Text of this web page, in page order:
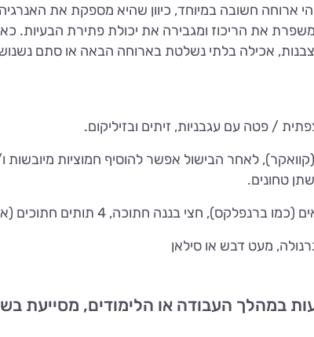
ארוחה חשובה במיוחד, כיוון שהיא מספקת את
את הריכוז ומגבירה את יכולת פתירת הבעיות.
אכילה בלתי נשלטת בארוחה הבאה או סתם
סויה/שקדים וכד, 2-3 כפות שיבולת שועל (קוואקר), לאחר הבישול אפשר להוסיף
חתוכה, 4 תותים חתוכים (או פרי אהוב אחר)
מעט דבש או סילאן
כל 3-4 שעות במהלך העבודה או הלימודים,